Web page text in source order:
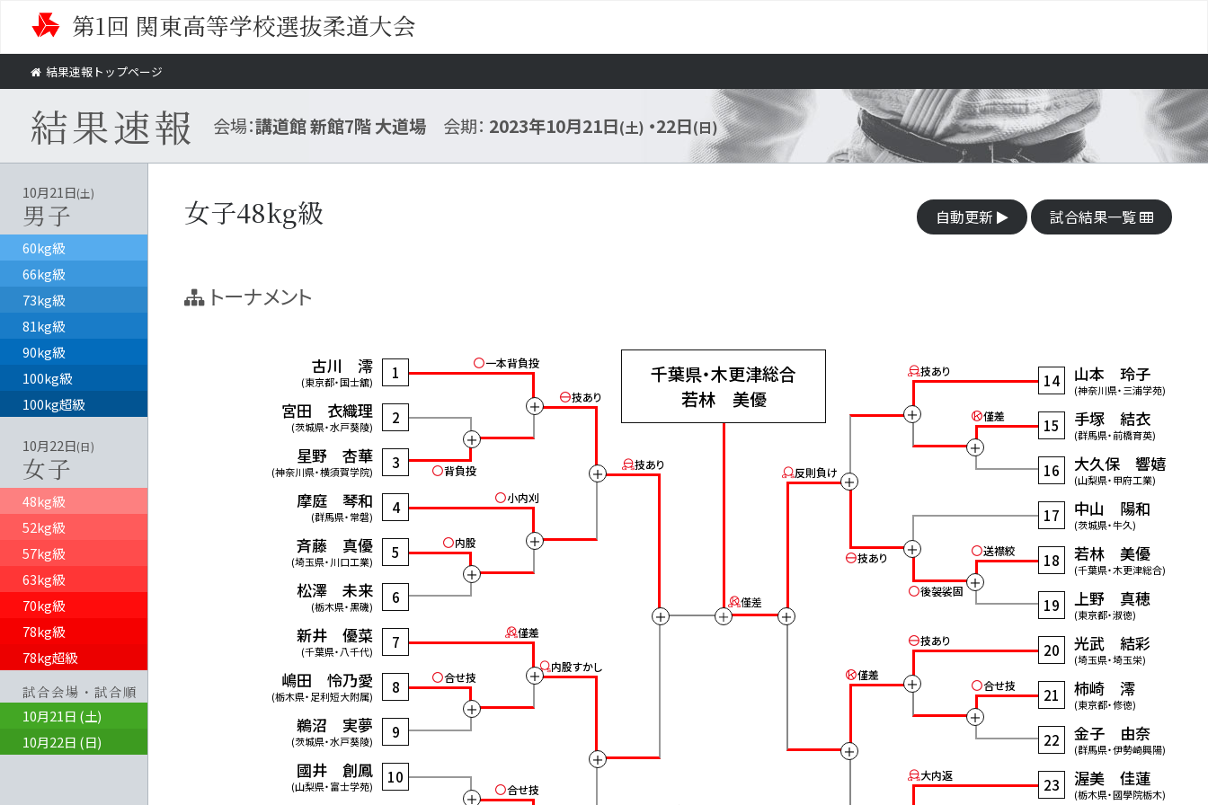
第1回 関東高等学校選抜柔道大会
結果速報トップページ
結果速報 会場：講道館 新館7階 大道場 会期： 2023年10月21日(土) ・22日(日)
10月21日(土)
男子
60kg級
66kg級
73kg級
81kg級
90kg級
100kg級
100kg超級
10月22日(日)
女子
48kg級
52kg級
57kg級
63kg級
70kg級
78kg級
78kg超級
試合会場・試合順
10月21日 (土)
10月22日 (日)
女子48kg級 自動更新 試合結果一覧
トーナメント
1
古川 澪
(東京都・国士舘)
2
宮田 衣織理
(茨城県・水戸葵陵)
3
星野 杏華
(神奈川県・横須賀学院)
4
摩庭 琴和
(群馬県・常磐)
5
斉藤 真優
(埼玉県・川口工業)
6
松澤 未来
(栃木県・黒磯)
7
新井 優菜
(千葉県・八千代)
8
嶋田 怜乃愛
(栃木県・足利短大附属)
9
鵜沼 実夢
(茨城県・水戸葵陵)
10
國井 創鳳
(山梨県・富士学苑)
背負投
＋
内股
＋
合せ技
＋
＋
一本背負投
＋
小内刈
＋
僅差
＋
合せ技
技あり
＋
内股すかし
＋
技あり
＋
14 山本 玲子
(神奈川県・三浦学苑)
15 手塚 結衣
(群馬県・前橋育英)
16 大久保 響嬉
(山梨県・甲府工業)
17 中山 陽和
(茨城県・牛久)
18 若林 美優
(千葉県・木更津総合)
19 上野 真穂
(東京都・淑徳)
20 光武 結彩
(埼玉県・埼玉栄)
21 柿崎 澪
(東京都・修徳)
22 金子 由奈
(群馬県・伊勢崎興陽)
23 渥美 佳蓮
(栃木県・國學院栃木)
僅差
＋
送襟絞
＋
合せ技
＋
技あり
＋
後袈裟固
＋
技あり
＋
大内返
技あり
＋
僅差
＋
反則負け
＋
僅差
＋
千葉県・木更津総合
若林 美優